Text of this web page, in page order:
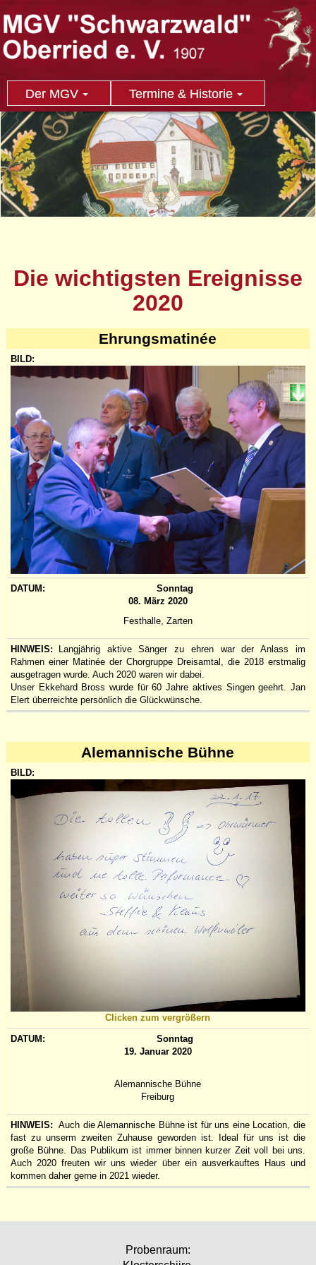
Der MGV Termine & Historie
Die wichtigsten Ereignisse
2020
Ehrungsmatinée
Bild:Datum:
Sonntag
08. März 2020
Festhalle, Zarten
Langjährig aktive Sänger zu ehren war der Anlass im
Rahmen einer Matinée der Chorgruppe Dreisamtal, die 2018 erstmalig
ausgetragen wurde. Auch 2020 waren wir dabei.
Unser Ekkehard Bross wurde für 60 Jahre aktives Singen geehrt. Jan
Elert überreichte persönlich die Glückwünsche.
Alemannische Bühne
Bild:Datum:
Clicken zum vergrößern
Sonntag
19. Januar 2020
Alemannische Bühne
Freiburg
Auch die Alemannische Bühne ist für uns eine Location, die
fast zu unserm zweiten Zuhause geworden ist. Ideal für uns ist die
große Bühne. Das Publikum ist immer binnen kurzer Zeit voll bei uns.
Auch 2020 freuten wir uns wieder über ein ausverkauftes Haus und
kommen daher gerne in 2021 wieder.
Probenraum: